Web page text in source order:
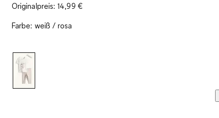
Originalpreis:14,99 €
Farbe: weiß / rosa